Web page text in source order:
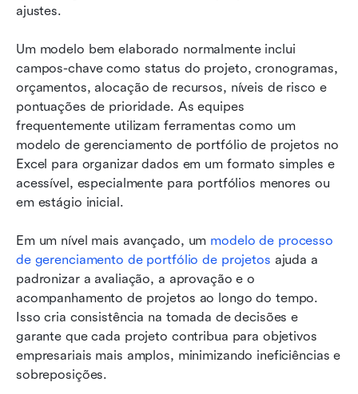
ajustes.
Um modelo bem elaborado normalmente inclui
campos-chave como status do projeto, cronogramas,
orçamentos, alocação de recursos, níveis de risco e
pontuações de prioridade. As equipes
frequentemente utilizam ferramentas como um
modelo de gerenciamento de portfólio de projetos no
Excel para organizar dados em um formato simples e
acessível, especialmente para portfólios menores ou
em estágio inicial.
Em um nível mais avançado, um modelo de processo
de gerenciamento de portfólio de projetos ajuda a
padronizar a avaliação, a aprovação e o
acompanhamento de projetos ao longo do tempo.
Isso cria consistência na tomada de decisões e
garante que cada projeto contribua para objetivos
empresariais mais amplos, minimizando ineficiências e
sobreposições.